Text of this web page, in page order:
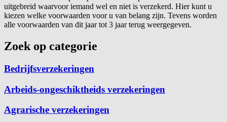
uitgebreid waarvoor iemand wel en niet is verzekerd. Hier kunt u
kiezen welke voorwaarden voor u van belang zijn. Tevens worden
alle voorwaarden van dit jaar tot 3 jaar terug weergegeven.
Zoek op categorie
Bedrijfsverzekeringen
Arbeids-ongeschiktheids verzekeringen
Agrarische verzekeringen